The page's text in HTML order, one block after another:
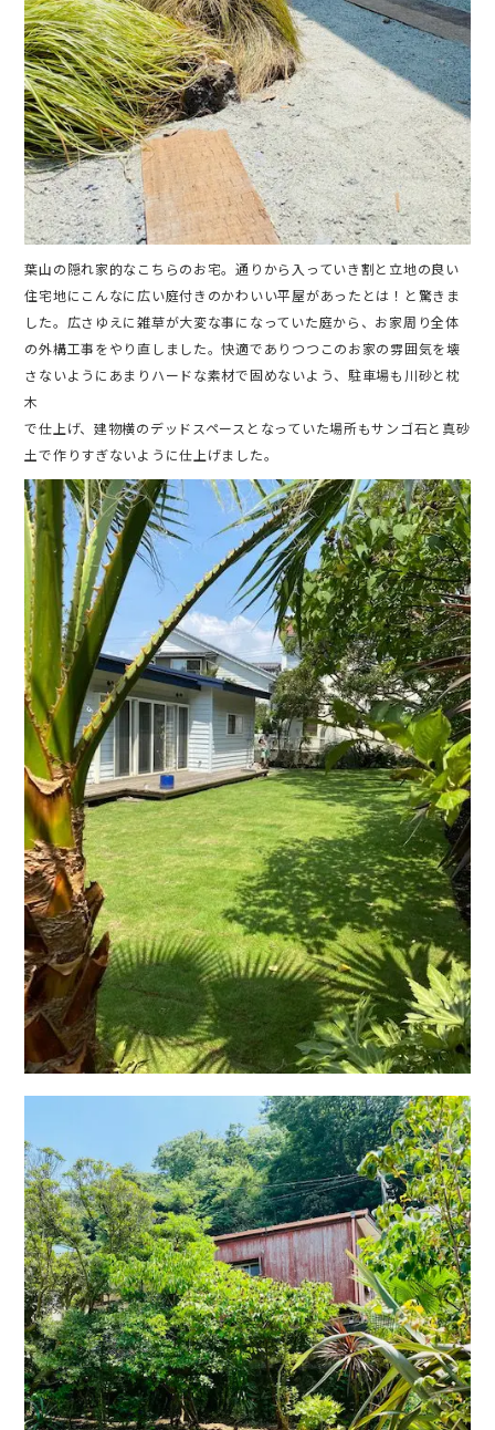
葉山の隠れ家的なこちらのお宅。通りから入っていき割と立地の良い
住宅地にこんなに広い庭付きのかわいい平屋があったとは！と驚きま
した。広さゆえに雑草が大変な事になっていた庭から、お家周り全体
の外構工事をやり直しました。快適でありつつこのお家の雰囲気を壊
さないようにあまりハードな素材で固めないよう、駐車場も川砂と枕
木
で仕上げ、建物横のデッドスペースとなっていた場所もサンゴ石と真砂
土で作りすぎないように仕上げました。